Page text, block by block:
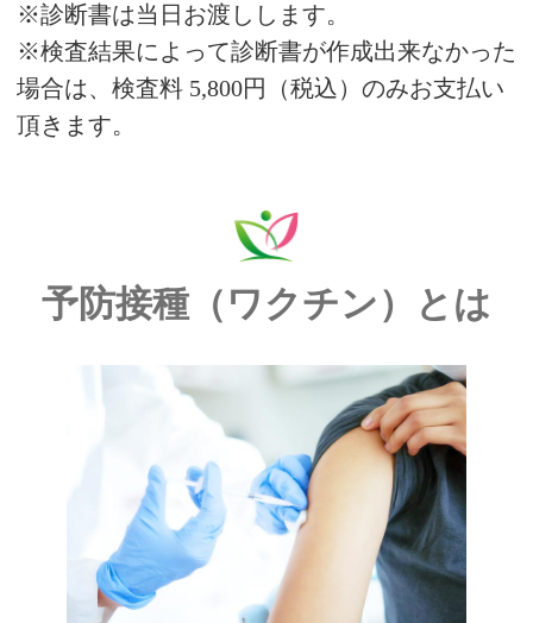
※診断書は当日お渡しします。
※検査結果によって診断書が作成出来なかった
場合は、検査料 5,800円（税込）のみお支払い
頂きます。
予防接種（ワクチン）とは